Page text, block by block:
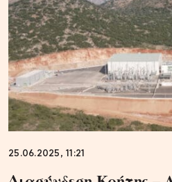
25.06.2025, 11:21